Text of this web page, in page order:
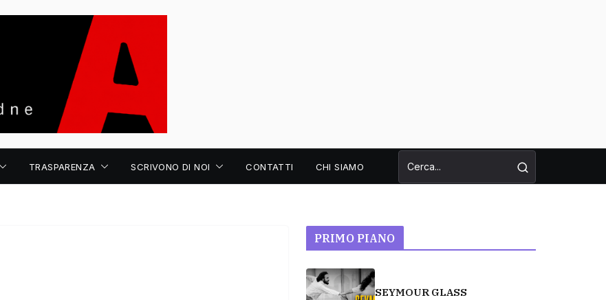
TRASPARENZA SCRIVONO DI NOI CONTATTI CHI SIAMO
PRIMO PIANO
SEYMOUR GLASS